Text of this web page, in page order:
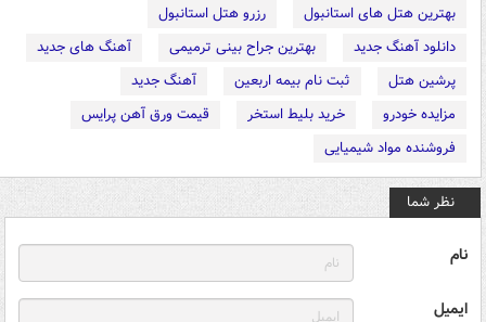
بهترین هتل های استانبول
رزرو هتل استانبول
دانلود آهنگ جدید
بهترین جراح بینی ترمیمی
آهنگ های جدید
پرشین هتل
ثبت نام بیمه اربعین
آهنگ جدید
مزایده خودرو
خرید بلیط استخر
قیمت ورق آهن پرایس
فروشنده مواد شیمیایی
نظر شما
نام
ایمیل